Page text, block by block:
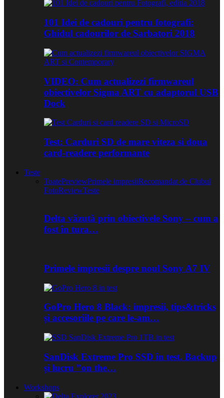
101 Idei de cadouri pentru fotografi:
Ghidul cadourilor de Sarbatori 2018
VIDEO: Cum actualizezi firmwareul
obiectivelor Sigma ART cu adaptorul USB
Dock
Test: Carduri SD de mare viteza si doua
card-readere performante
Teste
ToatePreviewPrimele impresiiRecomandat de Clubul
FotoReviewTeste
Delta văzută prin obiectivele Sony – cum a
fost în tura…
Primele impresii despre noul Sony A7 IV
GoPro Hero 8 Black: impresii, tips&tricks
și accesoriile pe care le-am…
SanDisk Extreme Pro SSD în test. Backup
și lucru ”on the…
Workshops